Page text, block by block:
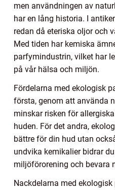
men användningen av
har en lång historia. I
redan då eteriska oljor och
Med tiden har kemiska
parfymindustrin, vilket har
på vår hälsa och miljön.
Fördelarna med ekologisk
första, genom att använda
minskar risken för
huden. För det andra,
bättre för din hud utan
undvika kemikalier bidrar
miljöförorening och bevara
Nackdelarna med